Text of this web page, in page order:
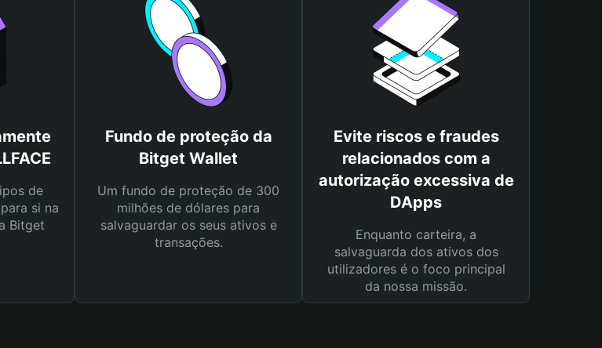
de
si na
Bitget
Fundo de proteção da
Bitget Wallet
Um fundo de proteção de 300
milhões de dólares para
salvaguardar os seus ativos e
transações.
Evite riscos e fraudes
relacionados com a
autorização excessiva de
DApps
Enquanto carteira, a
salvaguarda dos ativos dos
utilizadores é o foco principal
da nossa missão.